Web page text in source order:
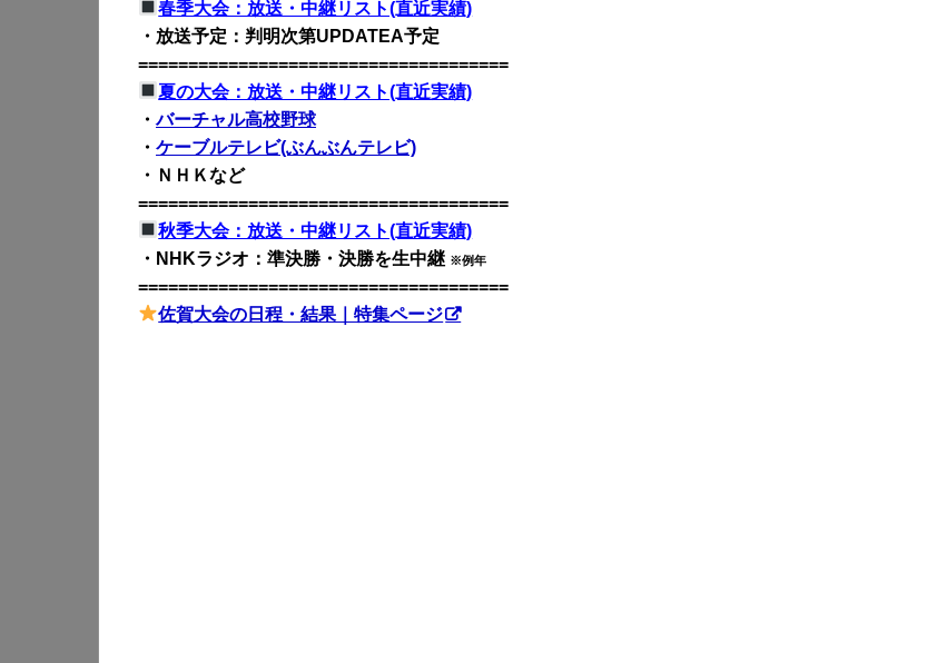
春季大会：放送・中継リスト(直近実績)
・放送予定：判明次第UPDATEA予定
=====================================
夏の大会：放送・中継リスト(直近実績)
・バーチャル高校野球
・ ケーブルテレビ(ぶんぶんテレビ)
・ＮＨＫなど
=====================================
秋季大会：放送・中継リスト(直近実績)
・NHKラジオ：準決勝・決勝を生中継 ※例年
=====================================
佐賀大会の日程・結果｜特集ページ